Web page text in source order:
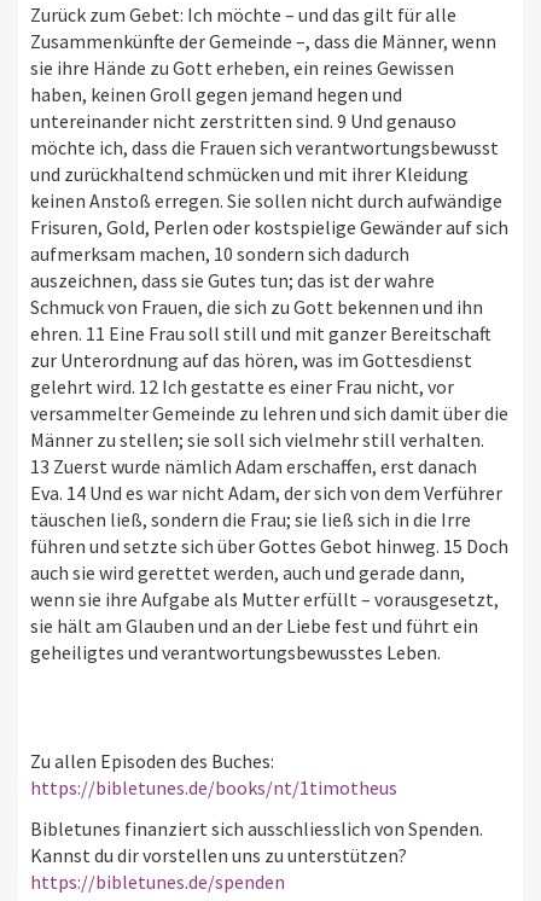
Zurück zum Gebet: Ich möchte – und das gilt für alle
Zusammenkünfte der Gemeinde –, dass die Männer, wenn
sie ihre Hände zu Gott erheben, ein reines Gewissen
haben, keinen Groll gegen jemand hegen und
untereinander nicht zerstritten sind. 9 Und genauso
möchte ich, dass die Frauen sich verantwortungsbewusst
und zurückhaltend schmücken und mit ihrer Kleidung
keinen Anstoß erregen. Sie sollen nicht durch aufwändige
Frisuren, Gold, Perlen oder kostspielige Gewänder auf sich
aufmerksam machen, 10 sondern sich dadurch
auszeichnen, dass sie Gutes tun; das ist der wahre
Schmuck von Frauen, die sich zu Gott bekennen und ihn
ehren. 11 Eine Frau soll still und mit ganzer Bereitschaft
zur Unterordnung auf das hören, was im Gottesdienst
gelehrt wird. 12 Ich gestatte es einer Frau nicht, vor
versammelter Gemeinde zu lehren und sich damit über die
Männer zu stellen; sie soll sich vielmehr still verhalten.
13 Zuerst wurde nämlich Adam erschaffen, erst danach
Eva. 14 Und es war nicht Adam, der sich von dem Verführer
täuschen ließ, sondern die Frau; sie ließ sich in die Irre
führen und setzte sich über Gottes Gebot hinweg. 15 Doch
auch sie wird gerettet werden, auch und gerade dann,
wenn sie ihre Aufgabe als Mutter erfüllt – vorausgesetzt,
sie hält am Glauben und an der Liebe fest und führt ein
geheiligtes und verantwortungsbewusstes Leben.
Zu allen Episoden des Buches:
https://bibletunes.de/books/nt/1timotheus
Bibletunes finanziert sich ausschliesslich von Spenden.
Kannst du dir vorstellen uns zu unterstützen?
https://bibletunes.de/spenden